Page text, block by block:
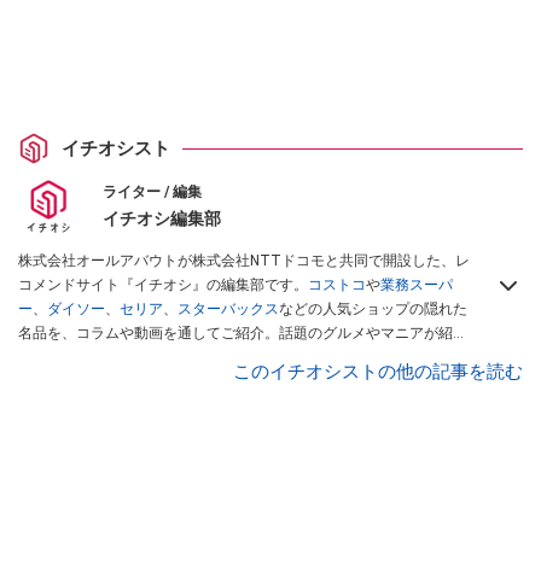
イチオシスト
ライター / 編集
イチオシ編集部
株式会社オールアバウトが株式会社NTTドコモと共同で開設した、レ
コメンドサイト『イチオシ』の編集部です。 コストコや業務スーパ
ー、 ダイソー、 セリア、 スターバックスなどの人気ショップの隠れた
名品を、コラムや動画を通してご紹介。話題のグルメやマニアが紹介
インフルエンサーが実際に使用してレビューしています。毎日トレン
このイチオシストの他の記事を読む